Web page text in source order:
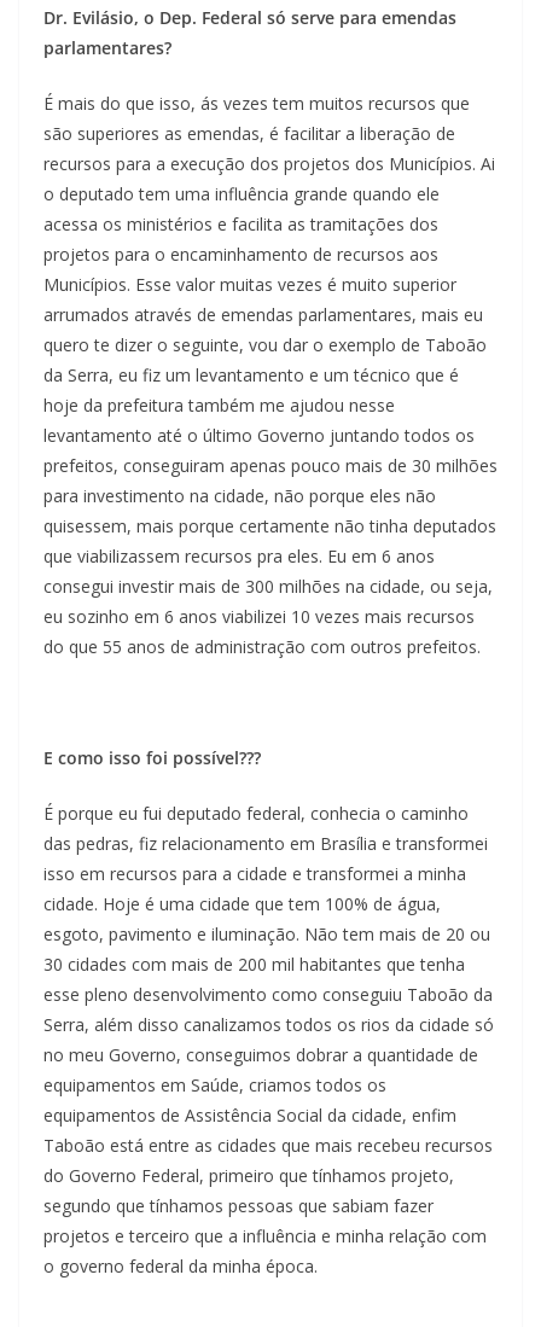
Dr. Evilásio, o Dep. Federal só serve para emendas
parlamentares?
É mais do que isso, ás vezes tem muitos recursos que
são superiores as emendas, é facilitar a liberação de
recursos para a execução dos projetos dos Municípios. Ai
o deputado tem uma influência grande quando ele
acessa os ministérios e facilita as tramitações dos
projetos para o encaminhamento de recursos aos
Municípios. Esse valor muitas vezes é muito superior
arrumados através de emendas parlamentares, mais eu
quero te dizer o seguinte, vou dar o exemplo de Taboão
da Serra, eu fiz um levantamento e um técnico que é
hoje da prefeitura também me ajudou nesse
levantamento até o último Governo juntando todos os
prefeitos, conseguiram apenas pouco mais de 30 milhões
para investimento na cidade, não porque eles não
quisessem, mais porque certamente não tinha deputados
que viabilizassem recursos pra eles. Eu em 6 anos
consegui investir mais de 300 milhões na cidade, ou seja,
eu sozinho em 6 anos viabilizei 10 vezes mais recursos
do que 55 anos de administração com outros prefeitos.
E como isso foi possível???
É porque eu fui deputado federal, conhecia o caminho
das pedras, fiz relacionamento em Brasília e transformei
isso em recursos para a cidade e transformei a minha
cidade. Hoje é uma cidade que tem 100% de água,
esgoto, pavimento e iluminação. Não tem mais de 20 ou
30 cidades com mais de 200 mil habitantes que tenha
esse pleno desenvolvimento como conseguiu Taboão da
Serra, além disso canalizamos todos os rios da cidade só
no meu Governo, conseguimos dobrar a quantidade de
equipamentos em Saúde, criamos todos os
equipamentos de Assistência Social da cidade, enfim
Taboão está entre as cidades que mais recebeu recursos
do Governo Federal, primeiro que tínhamos projeto,
segundo que tínhamos pessoas que sabiam fazer
projetos e terceiro que a influência e minha relação com
o governo federal da minha época.